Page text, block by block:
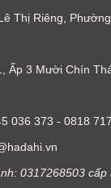
Thị Riêng,
Ấp 3 Mười Chín
036 373‬ - 0818
0317268503